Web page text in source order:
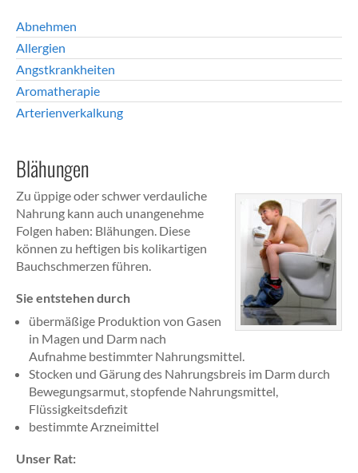
Abnehmen
Allergien
Angstkrankheiten
Aromatherapie
Arterienverkalkung
Blähungen
Zu üppige oder schwer verdauliche
Nahrung kann auch unangenehme
Folgen haben: Blähungen. Diese
können zu heftigen bis kolikartigen
Bauchschmerzen führen.
Sie entstehen durch
übermäßige Produktion von Gasen
in Magen und Darm nach
Aufnahme bestimmter Nahrungsmittel.
Stocken und Gärung des Nahrungsbreis im Darm durch
Bewegungsarmut, stopfende Nahrungsmittel,
Flüssigkeitsdefizit
bestimmte Arzneimittel
Unser Rat: